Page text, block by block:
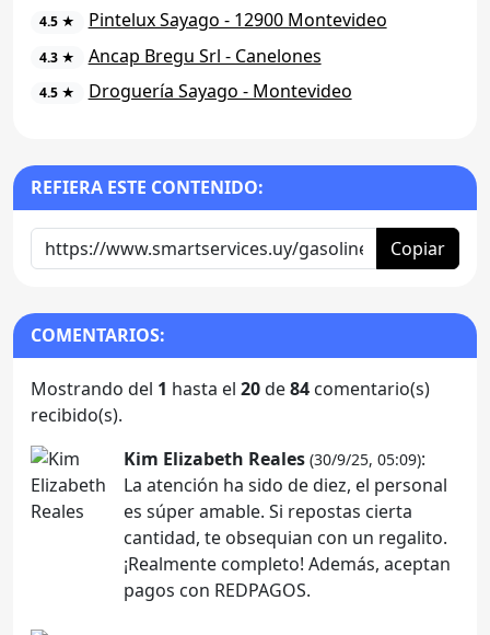
4.5 ★ Pintelux Sayago - 12900 Montevideo
4.3 ★ Ancap Bregu Srl - Canelones
4.5 ★ Droguería Sayago - Montevideo
REFIERA ESTE CONTENIDO:
Copiar
COMENTARIOS:
Mostrando del 1 hasta el 20de84 comentario(s)
recibido(s).
Kim Elizabeth Reales (30/9/25, 05:09):
La atención ha sido de diez, el personal
es súper amable. Si repostas cierta
cantidad, te obsequian con un regalito.
¡Realmente completo! Además, aceptan
pagos con REDPAGOS.